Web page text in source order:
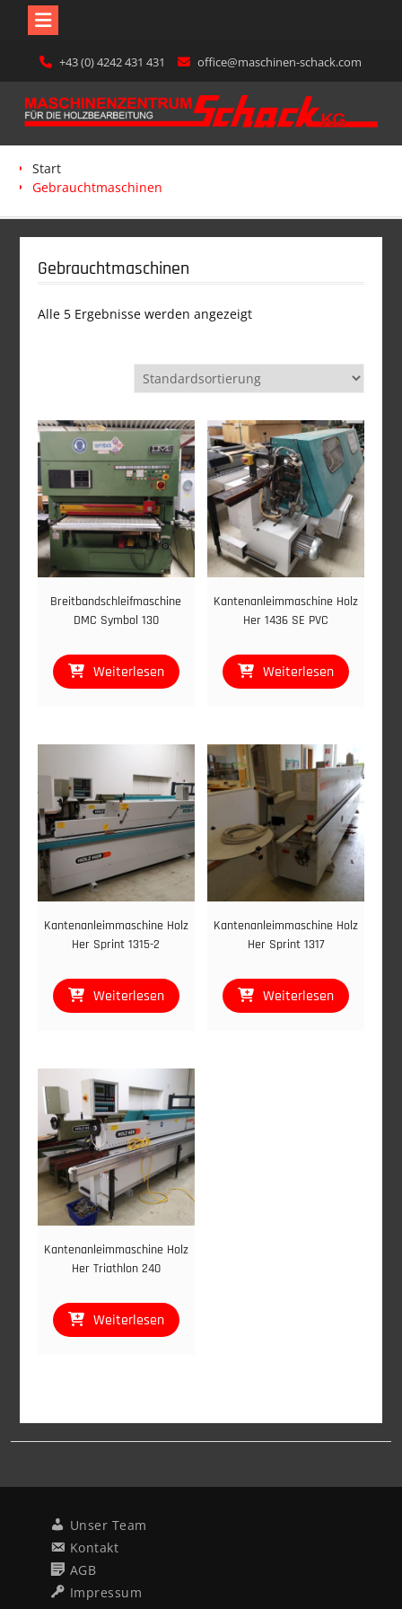
+43 (0) 4242 431 431 office@maschinen-schack.com
Start
Gebrauchtmaschinen
Gebrauchtmaschinen
Alle 5 Ergebnisse werden angezeigt
Breitbandschleifmaschine
DMC Symbol 130
Weiterlesen
Kantenanleimmaschine Holz
Her 1436 SE PVC
Weiterlesen
Kantenanleimmaschine Holz
Her Sprint 1315-2
Weiterlesen
Kantenanleimmaschine Holz
Her Sprint 1317
Weiterlesen
Kantenanleimmaschine Holz
Her Triathlon 240
Weiterlesen
Unser Team
Kontakt
AGB
Impressum